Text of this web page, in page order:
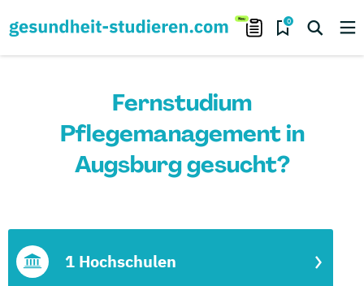
0
Fernstudium
Pflegemanagement in
Augsburg gesucht?
1 Hochschulen